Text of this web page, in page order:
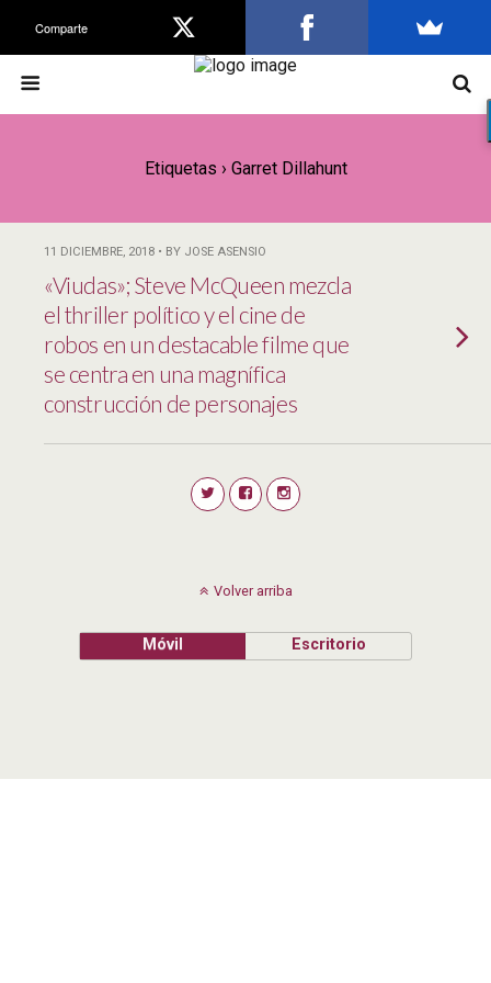
Etiquetas › Garret Dillahunt
11 DICIEMBRE, 2018 • BY JOSE ASENSIO
«Viudas»; Steve McQueen mezcla
el thriller político y el cine de
robos en un destacable filme que
se centra en una magnífica
construcción de personajes
Volver arriba
Móvil Escritorio
Comparte